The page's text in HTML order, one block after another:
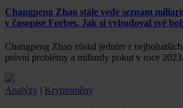
Changpeng Zhao stále vede seznam
v časopise Forbes. Jak si vybudoval své
Changpeng Zhao zůstal jedním z
právní problémy a miliardy pokut v roce
Analýzy | Kryptoměny